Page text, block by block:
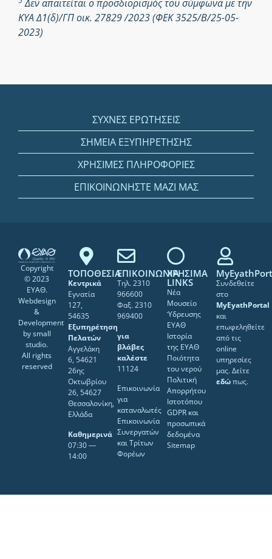
Δεν απαιτείται ο προσδιορισμός του σύμφωνα με την
ΚΥΑ Δ1(δ)/ΓΠ οικ. 27829 /2023 (ΦΕΚ 3525/Β/25-05-
2023)
ΣΥΧΝΕΣ ΕΡΩΤΗΣΕΙΣ
ΣΗΜΕΙΑ ΕΞΥΠΗΡΕΤΗΣΗΣ
ΧΡΗΣΙΜΕΣ ΠΛΗΡΟΦΟΡΙΕΣ
ΕΠΙΚΟΙΝΩΝΗΣΤΕ ΜΑΖΙ ΜΑΣ
Copyright
© 2023
ΕΥΑΘ.
Webdesign
&
Development
bysmall
studio.
All rights
reserved
ΤΟΠΟΘΕΣΙΑ
Κεντρικά
Εγνατία
127,
54635
Εξυπηρέτηση
Πελατών
Αγγελάκη
6, 54621
26ης
Οκτωβρίου
26, 54627
Θεσσαλονίκη,
Ελλάδα
Καθημερινά
07:30 ―
14:00
ΕΠΙΚΟΙΝΩΝΙΑ
Τηλ. 2310
966600
Φαξ. 2310
969400
για
βλάβες
καλέστε
11124
Επικοινωνία
για
καταναλωτές
Επικοινωνία
Συνεργατών
και Τρίτων
Φορέων
ΧΡΗΣΙΜΑ
LINKS
Νέα
Μουσείο
Ύδρευσης
ΕΥΑΘ
Ιστορία
της ΕΥΑΘ
Ποιότητα
του νερού
Πολιτική
Απορρήτου
Ιστοτόπου
GDPR και
προσωπικά
δεδομένα
Sitemap
Συνδεθείτε
στο
MyEyathPortal
και
επωφεληθείτε
από τις
online
υπηρεσίες
μας. Δείτε
εδώπως.